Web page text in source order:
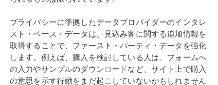
プライバシーに準拠したデータプロバイダーのインタレ
スト・ベース・データは、見込み客に関する追加情報を
取得することで、ファースト・パーティ・データを強化
します。例えば、購入を検討している人は、フォームへ
の入力やサンプルのダウンロードなど、サイト上で購入
の意思を示す行動をまだ起こしていないかもしれません